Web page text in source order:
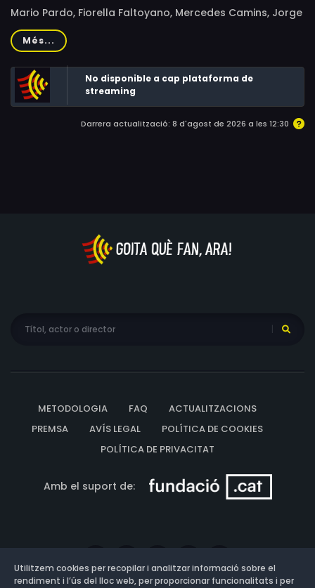
Mario Pardo, Fiorella Faltoyano, Mercedes Camins, Jorge
Humet, Ana María Segura, Marina Rossell, Íñigo Gurrea,
Bigas Luna, Josep Maria Forn, Vicenç Manel Domènech,
Alicia Buch, Dolores Canals, Jorge Maria Crispi, Javier
Figuerola, Vicente Fàbregas, Pedro Raich, Jorge Reguant,
Isabel Soriano, Rosa Maria Toran, Montserrat Vallvé
Més...
No disponible a cap plataforma de
streaming
Darrera actualització: 8 d'agost de 2026 a les 12:30
METODOLOGIA FAQ
ACTUALITZACIONS
PREMSA
AVÍS LEGAL
POLÍTICA DE COOKIES
POLÍTICA DE PRIVACITAT
Amb el suport de:
Utilitzem cookies per recopilar i analitzar informació sobre el
rendiment i l’ús del lloc web, per proporcionar funcionalitats i per